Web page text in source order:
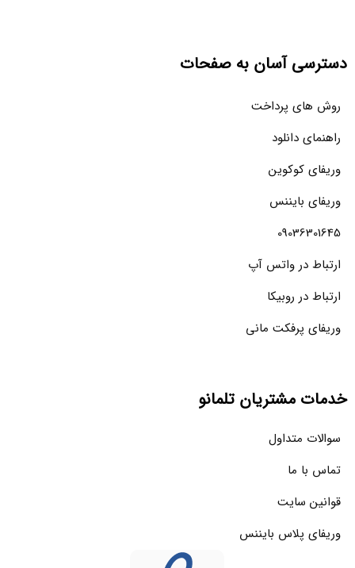
دسترسی آسان به صفحات
روش های پرداخت
راهنمای دانلود
وریفای کوکوین
وریفای بایننس
09036301645
ارتباط در واتس آپ
ارتباط در روبیکا
وریفای پرفکت مانی
خدمات مشتریان تلمانو
سوالات متداول
تماس با ما
قوانین سایت
وریفای پلاس بایننس